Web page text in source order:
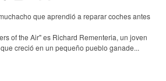
of the Air" es Richard Rementeria, un joven
creció en un pequeño pueblo ganade...